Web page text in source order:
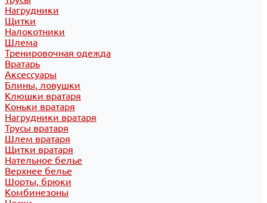
Нагрудники
Щитки
Налокотники
Шлема
Тренировочная одежда
Вратарь
Аксессуары
Блины, ловушки
Клюшки вратаря
Коньки вратаря
Нагрудники вратаря
Трусы вратаря
Шлем вратаря
Щитки вратаря
Нательное белье
Верхнее белье
Шорты, брюки
Комбинезоны